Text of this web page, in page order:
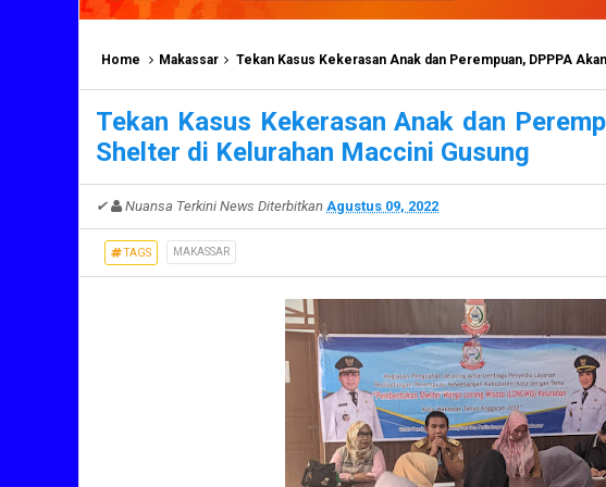
Home Makassar Tekan Kasus Kekerasan Anak dan Perempuan, DPPPA
Tekan Kasus Kekerasan Anak dan
Shelter di Kelurahan Maccini Gusung
✔ Nuansa Terkini News Diterbitkan Agustus 09, 2022
TAGS MAKASSAR